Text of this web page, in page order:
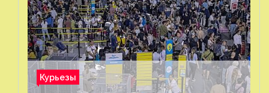
Курьезы